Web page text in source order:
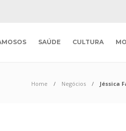
SAÚDE CULTURA
Home Negócios Jéssica